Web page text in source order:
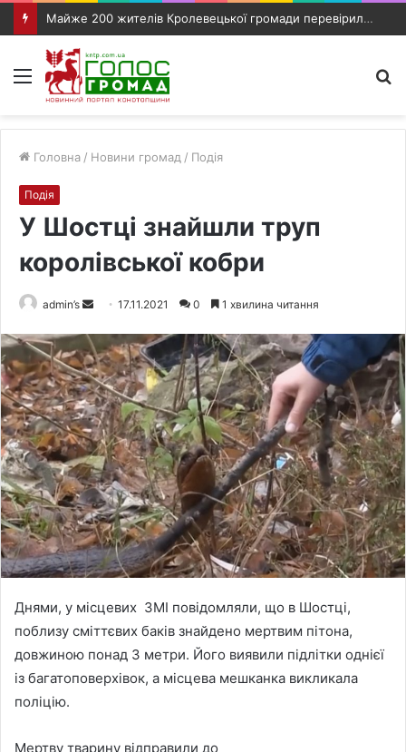
Майже 200 жителів Кролевецької громади перевірили слух під час виїзного прийому фахівців
Меню
Головна / Новини громад / Подія
Подія
У Шостці знайшли труп
королівської кобри
admin’s
n
d
a
n
e
m
a
i
l
17.11.2021 0 1 хвилина читання
Днями, у місцевих ЗМІ повідомляли, що в Шостці,
поблизу сміттєвих баків знайдено мертвим пітона,
довжиною понад 3 метри. Його виявили підлітки однієї
із багатоповерхівок, а місцева мешканка викликала
поліцію.
Мертву тварину відправили до